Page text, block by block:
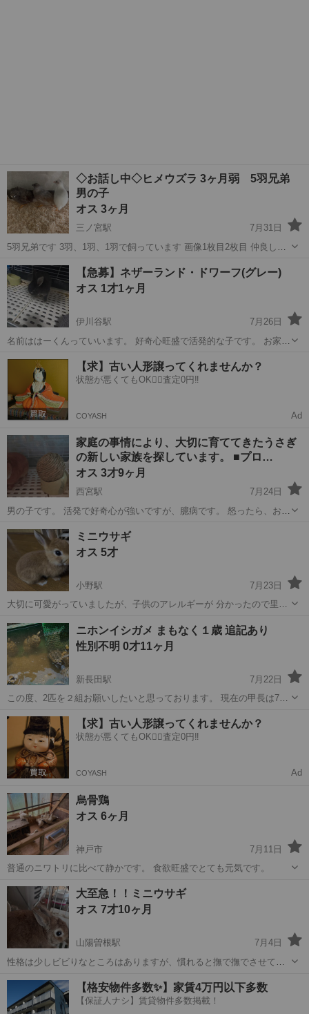
◇お話し中◇ヒメウズラ 3ヶ月弱 5羽兄弟
男の子
オス 3ヶ月
三ノ宮駅
7月31日
5羽兄弟です 3羽、1羽、1羽で飼っています 画像1枚目2枚目 仲良しの
られてしまった子 茶 →お話中 5...
兵庫 神戸市 三ノ宮駅 その他 ヒメウズラ
【急募】ネザーランド・ドワーフ(グレー)
オス 1才1ヶ月
伊川谷駅
7月26日
名前ははーくんっていいます。 好奇心旺盛で活発的な子です。 お家に
くかわいいです。 至って健康です。 交通手段が無いため、車などで迎
えに来てくれる方にお願い...
兵庫 神戸市 伊川谷駅 その他
【求】古い人形譲ってくれませんか？
状態が悪くてもOK🙆‍♀️査定0円‼️
COYASH Ad
家庭の事情により、大切に育ててきたうさぎ
の新しい家族を探しています。 ■プロ…
オス 3才9ヶ月
西宮駅
7月24日
男の子です。 活発で好奇心が強いですが、臆病です。 怒ったら、おし
状態は良好 ・責任を持って飼育してくださる方 ・室内で適切な環境を
整えてくださる方 ...
兵庫 西宮市 西宮駅
ミニウサギ
オス 5才
小野駅
7月23日
大切に可愛がっていましたが、子供のアレルギーが 分かったので里親
いします。 穏やかで人馴れしています。 なでなでが大好きです。 チ
モシーのボールよく遊びます...
兵庫 小野市 小野駅 その他 ウサギ
ニホンイシガメ まもなく１歳 追記あり
性別不明 0才11ヶ月
新長田駅
7月22日
この度、2匹を２組お願いしたいと思っております。 現在の甲長は7〜
保温飼育しています。 エサはカメプロス、レプトミンなどを与えてい
ます 元気で餌も良く食...
兵庫 神戸市 新長田駅 その他 ニホンイシガメ
【求】古い人形譲ってくれませんか？
状態が悪くてもOK🙆‍♀️査定0円‼️
COYASH Ad
烏骨鶏
オス 6ヶ月
神戸市
7月11日
普通のニワトリに比べて静かです。 食欲旺盛でとても元気です。
兵庫 神戸市 その他 烏骨鶏
大至急！！ミニウサギ
オス 7才10ヶ月
山陽曽根駅
7月4日
性格は少しビビりなところはありますが、慣れると撫で撫でさせてく
食欲旺盛です🍚 少し、鼻炎を持ってるみたいで、時々、クシャミをし
ます。 新しいお家で、優しい...
兵庫 高砂市 山陽曽根駅 その他 性格
【格安物件多数✨】家賃4万円以下多数
【保証人ナシ】賃貸物件多数掲載！